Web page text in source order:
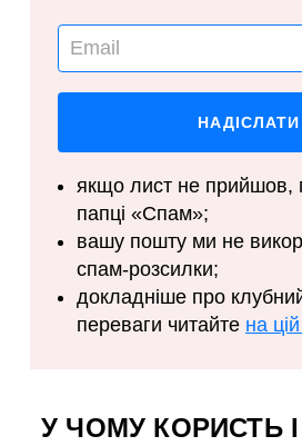
якщо лист не прийшов,
папці «Спам»;
вашу пошту ми не
спам-розсилки;
докладніше про
переваги читайте на
У ЧОМУ КОРИСТЬ